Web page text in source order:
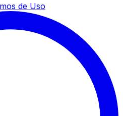
de Uso